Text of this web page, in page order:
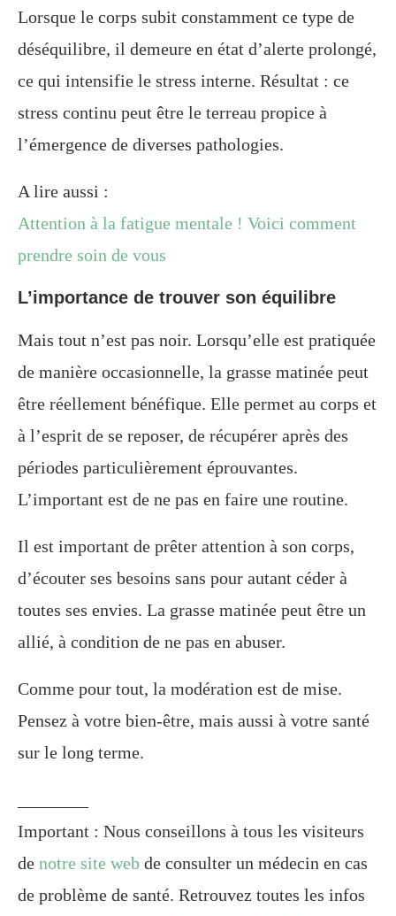
Lorsque le corps subit constamment ce type de
déséquilibre, il demeure en état d’alerte prolongé,
ce qui intensifie le stress interne. Résultat : ce
stress continu peut être le terreau propice à
l’émergence de diverses pathologies.
A lire aussi :
Attention à la fatigue mentale ! Voici comment
prendre soin de vous
L’importance de trouver son équilibre
Mais tout n’est pas noir. Lorsqu’elle est pratiquée
de manière occasionnelle, la grasse matinée peut
être réellement bénéfique. Elle permet au corps et
à l’esprit de se reposer, de récupérer après des
périodes particulièrement éprouvantes.
L’important est de ne pas en faire une routine.
Il est important de prêter attention à son corps,
d’écouter ses besoins sans pour autant céder à
toutes ses envies. La grasse matinée peut être un
allié, à condition de ne pas en abuser.
Comme pour tout, la modération est de mise.
Pensez à votre bien-être, mais aussi à votre santé
sur le long terme.
Important : Nous conseillons à tous les visiteurs
de notre site web de consulter un médecin en cas
de problème de santé. Retrouvez toutes les infos